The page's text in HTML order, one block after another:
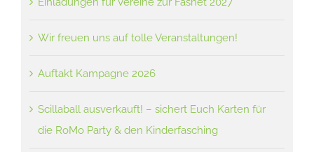
Wir freuen uns auf tolle Veranstaltungen!
Auftakt Kampagne 2026
Scillaball ausverkauft! – sichert Euch Karten für
die RoMo Party & den Kinderfasching